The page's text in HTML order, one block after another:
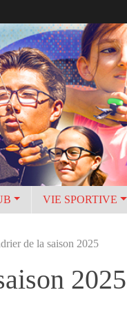
VIE SPORTIVE
de la saison 2025
2025